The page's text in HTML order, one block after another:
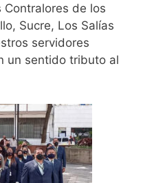
de los
Sucre, Los Salías
servidores
un sentido tributo al